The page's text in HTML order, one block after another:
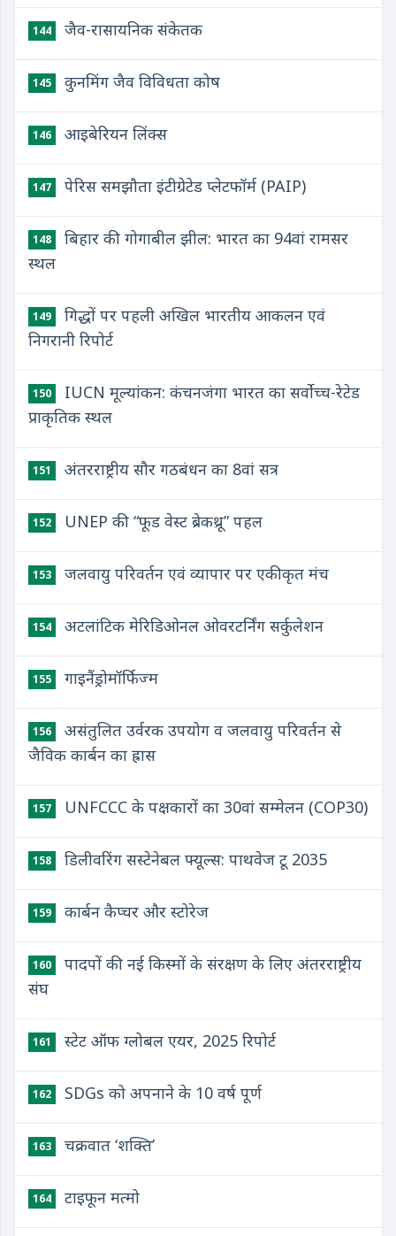
144 जैव-रासायनिक संकेतक
145 कुनमिंग जैव विविधता कोष
146 आइबेरियन लिंक्स
147 पेरिस समझौता इंटीग्रेटेड प्लेटफॉर्म (PAIP)
148
बिहार की गोगाबील झील: भारत का 94वां रामसर
स्थल
149
गिद्धों पर पहली अखिल भारतीय आकलन एवं
निगरानी रिपोर्ट
150
IUCN मूल्यांकन: कंचनजंगा भारत का सर्वोच्च-रेटेड
प्राकृतिक स्थल
151 अंतरराष्ट्रीय सौर गठबंधन का 8वां सत्र
152 UNEP की “फूड वेस्ट ब्रेकथ्रू” पहल
153 जलवायु परिवर्तन एवं व्यापार पर एकीकृत मंच
154 अटलांटिक मेरिडिओनल ओवरटर्निंग सर्कुलेशन
155 गाइनैंड्रोमॉर्फिज्म
156
असंतुलित उर्वरक उपयोग व जलवायु परिवर्तन से
जैविक कार्बन का ह्रास
157 UNFCCC के पक्षकारों का 30वां सम्मेलन (COP30)
158 डिलीवरिंग सस्टेनेबल फ्यूल्स: पाथवेज टू 2035
159 कार्बन कैप्चर और स्टोरेज
160
पादपों की नई किस्मों के संरक्षण के लिए अंतरराष्ट्रीय
संघ
161 स्टेट ऑफ ग्लोबल एयर, 2025 रिपोर्ट
162 SDGs को अपनाने के 10 वर्ष पूर्ण
163 चक्रवात ‘शक्ति’
164 टाइफून मत्मो